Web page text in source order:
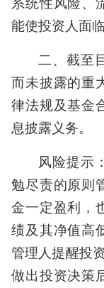
能使投资人面临
二、截至
而未披露的重
律法规及基金
息披露义务。
风险提示
勉尽责的原则
金一定盈利，
绩及其净值高
管理人提醒投
做出投资决策